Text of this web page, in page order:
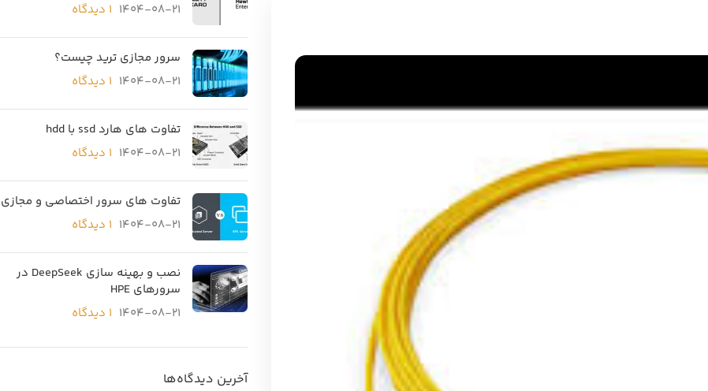
1404-08-21 ۱ دیدگاه
سرور مجازی ترید چیست؟
1404-08-21 ۱ دیدگاه
تفاوت های هارد ssd با hdd
1404-08-21 ۱ دیدگاه
تفاوت های سرور اختصاصی و مجازی
1404-08-21 ۱ دیدگاه
نصب و بهینه سازی DeepSeek در
سرورهای HPE
1404-08-21 ۱ دیدگاه
آخرین دیدگاه‌ها